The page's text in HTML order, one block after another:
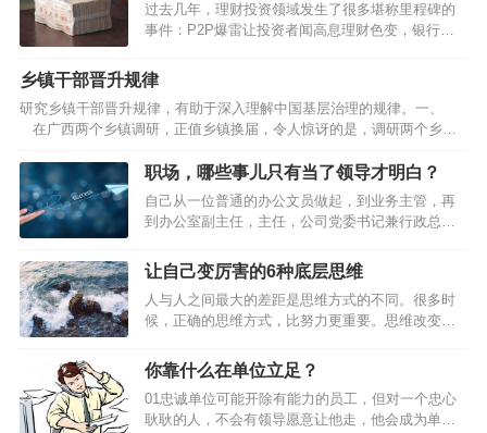
过去几年，理财投资领域发生了很多堪称里程碑的
事件：P2P爆雷让投资者闻高息理财色变，银行理
话，股市大幅调整凸显基金高波动本色……似乎所
有的路都被堵上了，资金开始向存款回流。2022年
一季度，居民存款新增7.82万亿元，相比去年同期
多增1.14万亿元。与此同时，大家还是积极偿还或
少借贷款。2022年一季度，居民贷款新增1.26万亿
元，相比去年同期少增1.3万亿元。宏观数据能反映
数量变化，却不能有效反映微观个体的心态。对个
体投资者而言，资金回流存款更多是无奈…
乡镇干部晋升规律
研究乡镇干部晋升规律，有助于深入理解中国基层治理的规律。一、
在广西两个乡镇调研，正值乡镇换届，令人惊讶的是，调研两个乡镇
几乎所有班子成员都获得了提拔或重用。提拔是指由下一级提升到上一
级，重用是同级却到了更重要岗位。乡镇换届五年一度，几乎所有班子
成员都能在五年一度的乡镇换届中提拔重用，且这是可以预期的，这就
构成了对乡镇干部的巨大激励。乡镇政权是中国五级政权的基层政治，
乡镇一级资源比较少，待遇比较差，工作条件也往往比较艰苦，对乡镇
干…
职场，哪些事儿只有当了领导才明白？
自己从一位普通的办公文员做起，到业务主管，再
到办公室副主任，主任，公司党委书记兼行政总
儿只有当了领导才明白？4条亲身经历的硬道理送给
你…
让自己变厉害的6种底层思维
人与人之间最大的差距是思维方式的不同。很多时
候，正确的思维方式，比努力更重要。思维改变一
喻户晓的故事：在伦敦的一条街上有三家裁衣店，
为了招揽更多的生意，三家裁衣店的老板先后在自
己的店铺前亮出一块广告牌。最先挂出的广告牌，
醒目地写着：“本店拥有伦敦最好的裁缝。”第二家老
你靠什么在单位立足？
01忠诚单位可能开除有能力的员工，但对一个忠心
耿耿的人，不会有领导愿意让他走，他会成为单位